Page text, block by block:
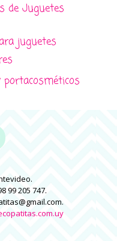
de Juguetes
juguetes
portacosméticos
99 205 747.